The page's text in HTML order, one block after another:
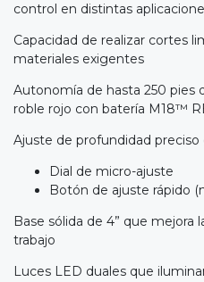
control en distintas
Capacidad de realizar cortes
materiales exigentes
Autonomía de hasta 250 pies
roble rojo con batería M18™
Ajuste de profundidad preciso
Dial de micro-ajuste
Botón de ajuste rápido
Base sólida de 4” que mejora
trabajo
Luces LED duales que